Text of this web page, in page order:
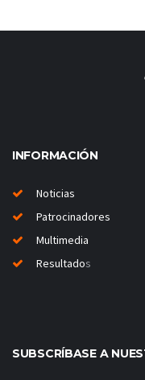
INFORMACIÓN
Noticias
Patrocinadores
Multimedia
Resultados
SUBSCRÍBASE A